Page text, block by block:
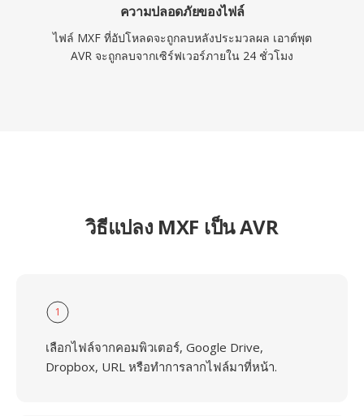
ความปลอดภัยของไฟล์
ไฟล์ MXF ที่อัปโหลดจะถูกลบหลังประมวลผล เอาต์พุต
AVR จะถูกลบจากเซิร์ฟเวอร์ภายใน 24 ชั่วโมง
วิธีแปลง MXF เป็น AVR
1
เลือกไฟล์จากคอมพิวเตอร์, Google Drive,
Dropbox, URL หรือทำการลากไฟล์มาที่หน้า.